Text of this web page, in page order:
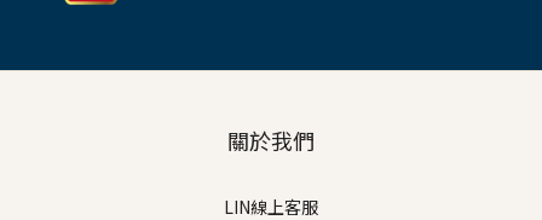
關於我們
LIN線上客服